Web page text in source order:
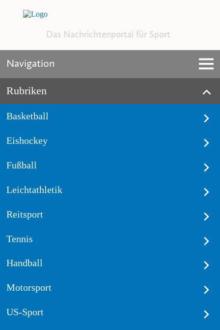
Das Nachrichtenportal für Sport
Navigation
Rubriken
Basketball
Eishockey
Fußball
Leichtathletik
Reitsport
Tennis
Handball
Motorsport
US-Sport